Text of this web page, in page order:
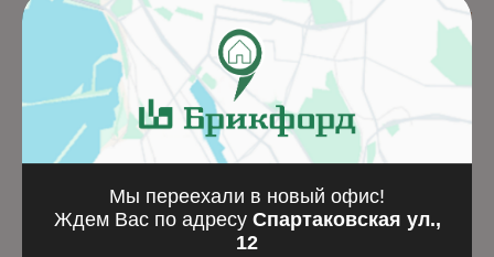
Мы переехали в новый офис!
Ждем Вас по адресу Спартаковская ул.,
12